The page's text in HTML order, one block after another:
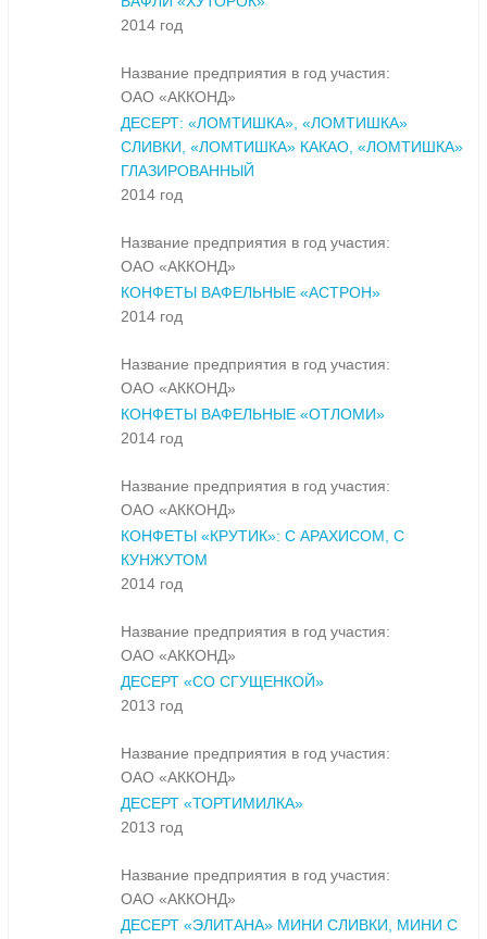
2014 год
Название предприятия в год участия:
ОАО «АККОНД»
ДЕСЕРТ: «ЛОМТИШКА», «ЛОМТИШКА»
СЛИВКИ, «ЛОМТИШКА» КАКАО, «ЛОМТИШКА»
ГЛАЗИРОВАННЫЙ
2014 год
Название предприятия в год участия:
ОАО «АККОНД»
КОНФЕТЫ ВАФЕЛЬНЫЕ «АСТРОН»
2014 год
Название предприятия в год участия:
ОАО «АККОНД»
КОНФЕТЫ ВАФЕЛЬНЫЕ «ОТЛОМИ»
2014 год
Название предприятия в год участия:
ОАО «АККОНД»
КОНФЕТЫ «КРУТИК»: С АРАХИСОМ, С
КУНЖУТОМ
2014 год
Название предприятия в год участия:
ОАО «АККОНД»
ДЕСЕРТ «СО СГУЩЕНКОЙ»
2013 год
Название предприятия в год участия:
ОАО «АККОНД»
ДЕСЕРТ «ТОРТИМИЛКА»
2013 год
Название предприятия в год участия:
ОАО «АККОНД»
ДЕСЕРТ «ЭЛИТАНА» МИНИ СЛИВКИ, МИНИ С